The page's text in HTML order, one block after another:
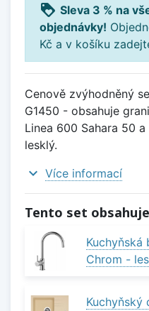
loyalty Sleva 3 % na
objednávky!
Kč a v košíku
Cenově zvýhodněný
G1450 - obsahuje
Linea 600 Sahara 50
lesklý.
expand_more Více informací
Tento set obsahuje
Kuchyňská
Chrom -
Kuchyňský